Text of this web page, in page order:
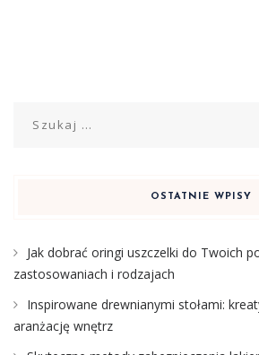
OSTATNIE WPISY
Jak dobrać oringi uszczelki do Twoich
zastosowaniach i rodzajach
Inspirowane drewnianymi stołami:
aranżację wnętrz